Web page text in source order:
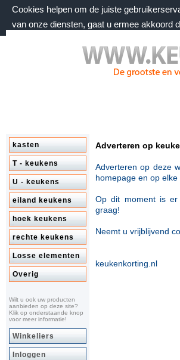
Cookies helpen om de juiste
van onze diensten, gaat u ermee akkoord
zondag 9 augustus 2026, 00:21 uur
Welkom bij keukenkorting.nl
kasten
T - keukens
U - keukens
eiland keukens
hoek keukens
rechte keukens
Losse elementen
Overig
Wilt u ook uw producten
aanbieden op deze site?
Klik op onderstaande knop
voor meer informatie!
Winkeliers
Inloggen
Adverteren op
Adverteren op deze
homepage en op elke
Op dit moment is
graag!
Neemt u vrijblijvend
keukenkorting.nl